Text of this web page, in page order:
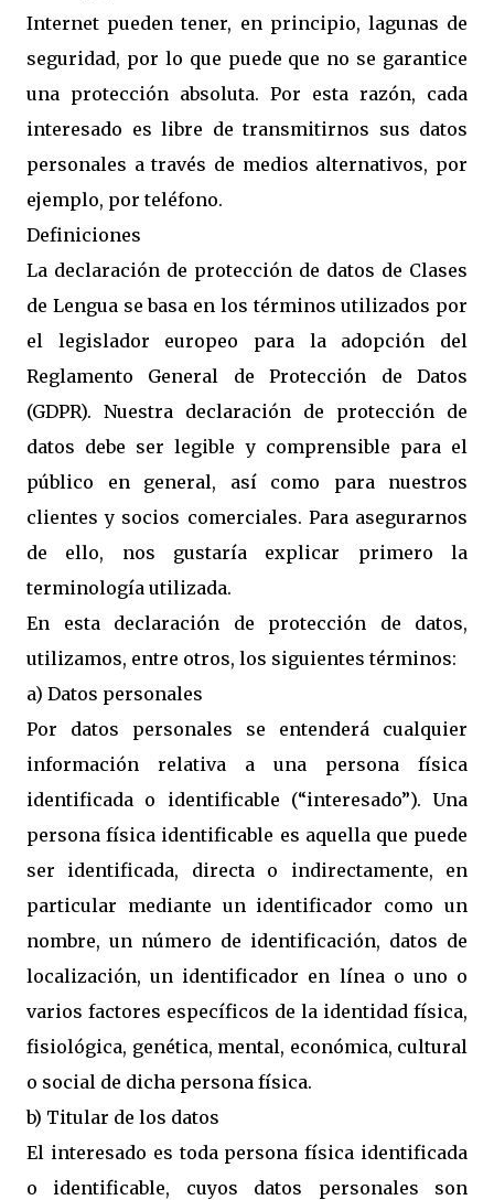
Internet pueden tener, en principio, lagunas de
seguridad, por lo que puede que no se garantice
una protección absoluta. Por esta razón, cada
interesado es libre de transmitirnos sus datos
personales a través de medios alternativos, por
ejemplo, por teléfono.
Definiciones
La declaración de protección de datos de Clases
de Lengua se basa en los términos utilizados por
el legislador europeo para la adopción del
Reglamento General de Protección de Datos
(GDPR). Nuestra declaración de protección de
datos debe ser legible y comprensible para el
público en general, así como para nuestros
clientes y socios comerciales. Para asegurarnos
de ello, nos gustaría explicar primero la
terminología utilizada.
En esta declaración de protección de datos,
utilizamos, entre otros, los siguientes términos:
a) Datos personales
Por datos personales se entenderá cualquier
información relativa a una persona física
identificada o identificable (“interesado”). Una
persona física identificable es aquella que puede
ser identificada, directa o indirectamente, en
particular mediante un identificador como un
nombre, un número de identificación, datos de
localización, un identificador en línea o uno o
varios factores específicos de la identidad física,
fisiológica, genética, mental, económica, cultural
o social de dicha persona física.
b) Titular de los datos
El interesado es toda persona física identificada
o identificable, cuyos datos personales son